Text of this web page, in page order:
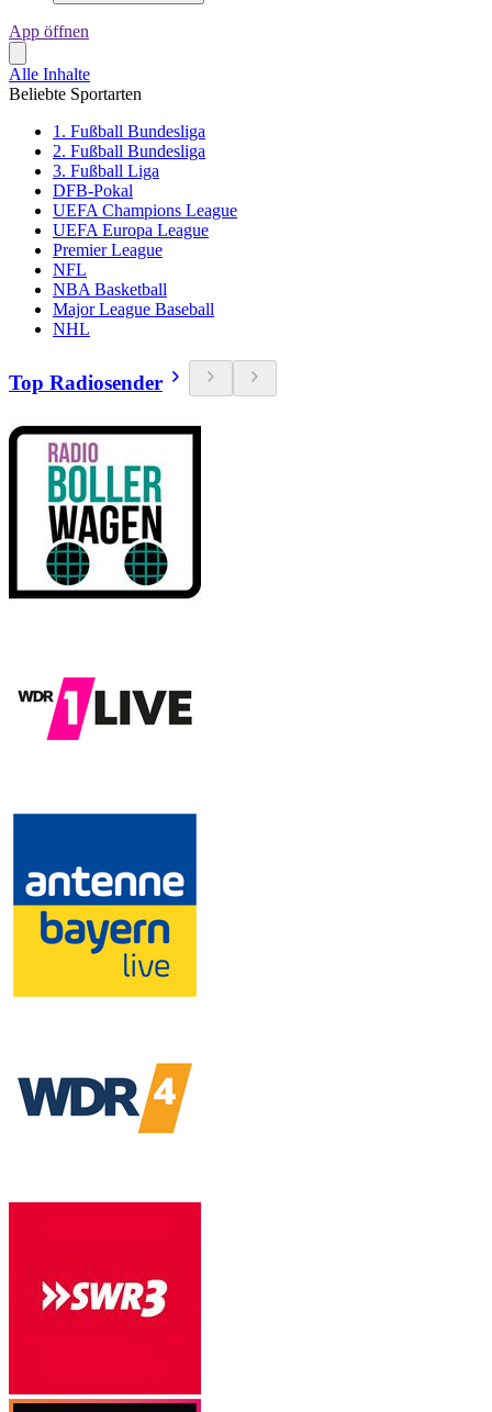
App öffnen
Alle Inhalte
Beliebte Sportarten
1. Fußball Bundesliga
2. Fußball Bundesliga
3. Fußball Liga
DFB-Pokal
UEFA Champions League
UEFA Europa League
Premier League
NFL
NBA Basketball
Major League Baseball
NHL
Top Radiosender